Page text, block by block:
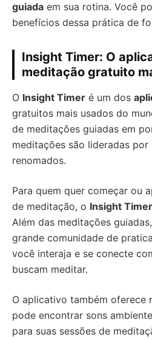
guiada em sua rotina. Você
benefícios dessa prática de
Insight Timer: O
meditação gratuito
O Insight Timer é um dos
gratuitos mais usados do
de meditações guiadas em
meditações são lideradas por
renomados.
Para quem quer começar ou
de meditação, o Insight Timer
Além das meditações
grande comunidade de
você interaja e se conecte
buscam meditar.
O aplicativo também oferece
pode encontrar sons
para suas sessões de